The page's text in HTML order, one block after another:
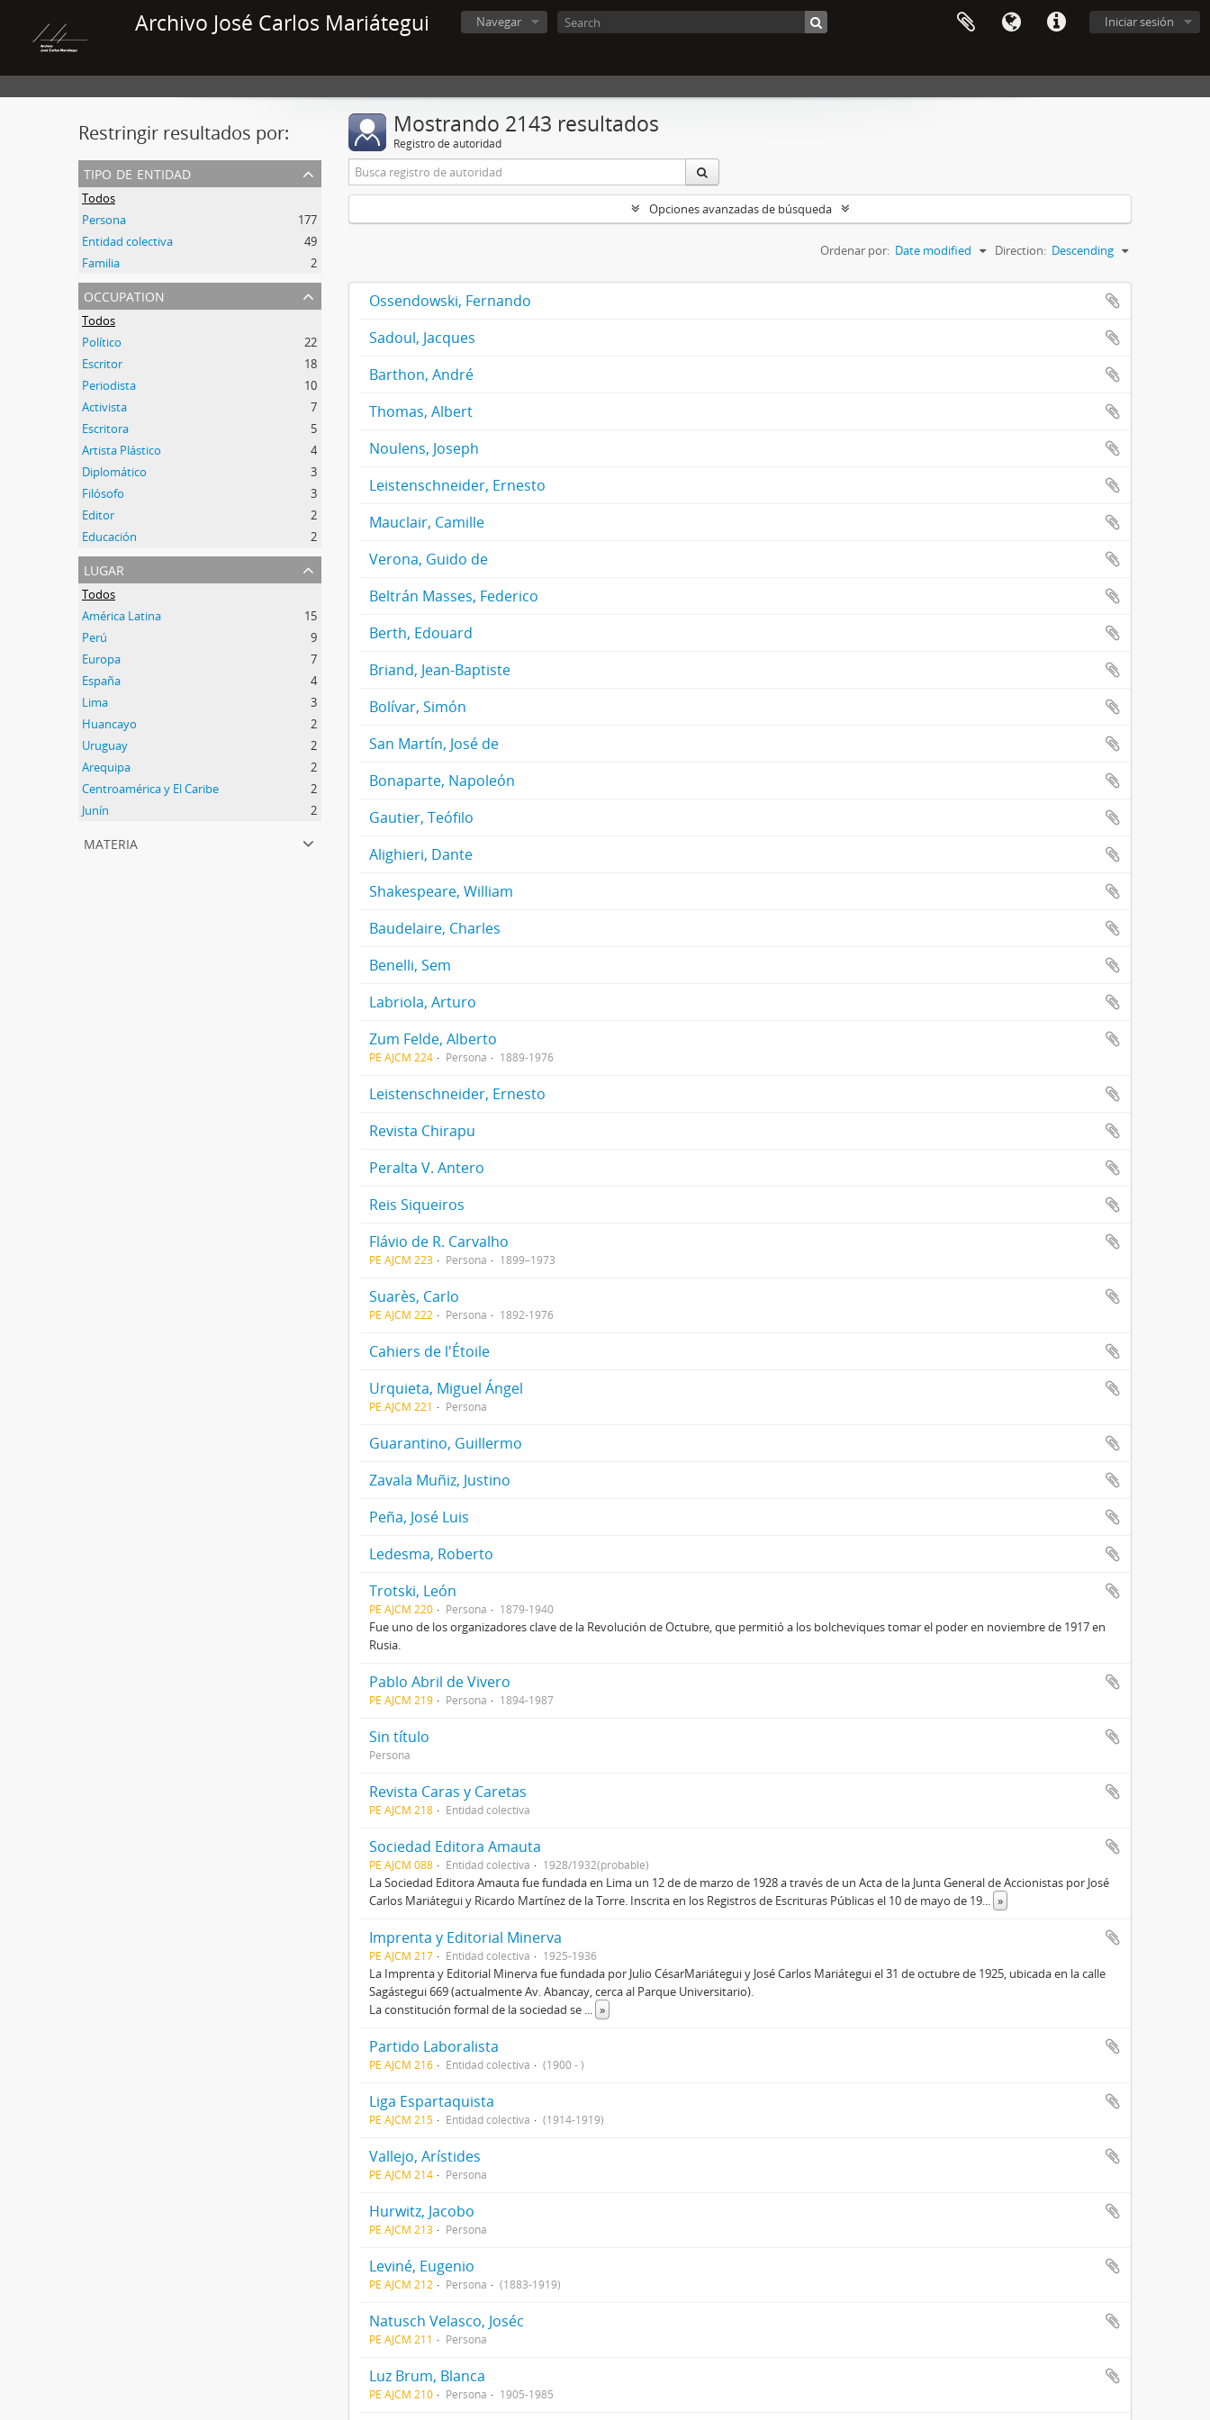
Archivo José Carlos Mariátegui Iniciar sesión
Navegar
Restringir resultados por:
tipo de entidad
Todos
Persona
177
Entidad colectiva
49
Familia
2
occupation
Todos
Político
22
Escritor
18
Periodista
10
Activista
7
Escritora
5
Artista Plástico
4
Diplomático
3
Filósofo
3
Editor
2
Educación
2
lugar
Todos
América Latina
15
Perú
9
Europa
7
España
4
Lima
3
Huancayo
2
Uruguay
2
Arequipa
2
Centroamérica y El Caribe
2
Junín
2
materia
Mostrando 2143 resultados
Registro de autoridad
Opciones avanzadas de búsqueda
Ordenar por: Date modified Direction: Descending
Ossendowski, Fernando
Sadoul, Jacques
Barthon, André
Thomas, Albert
Noulens, Joseph
Leistenschneider, Ernesto
Mauclair, Camille
Verona, Guido de
Beltrán Masses, Federico
Berth, Edouard
Briand, Jean-Baptiste
Bolívar, Simón
San Martín, José de
Bonaparte, Napoleón
Gautier, Teófilo
Alighieri, Dante
Shakespeare, William
Baudelaire, Charles
Benelli, Sem
Labriola, Arturo
Zum Felde, Alberto
PE AJCM 224 Persona 1889-1976
Leistenschneider, Ernesto
Revista Chirapu
Peralta V. Antero
Reis Siqueiros
Flávio de R. Carvalho
PE AJCM 223 Persona 1899–1973
Suarès, Carlo
PE AJCM 222 Persona 1892-1976
Cahiers de l'Étoile
Urquieta, Miguel Ángel
PE AJCM 221 Persona
Guarantino, Guillermo
Zavala Muñiz, Justino
Peña, José Luis
Ledesma, Roberto
Trotski, León
PE AJCM 220 Persona 1879-1940
Fue uno de los organizadores clave de la Revolución de Octubre, que permitió a los bolcheviques tomar el poder en noviembre de 1917 en
Rusia.
Pablo Abril de Vivero
PE AJCM 219 Persona 1894-1987
Sin título
Persona
Revista Caras y Caretas
PE AJCM 218 Entidad colectiva
Sociedad Editora Amauta
PE AJCM 088 Entidad colectiva 1928/1932(probable)
La Sociedad Editora Amauta fue fundada en Lima un 12 de de marzo de 1928 a través de un Acta de la Junta General de Accionistas por José
Carlos Mariátegui y Ricardo Martínez de la Torre. Inscrita en los Registros de Escrituras Públicas el 10 de mayo de 19... »
Imprenta y Editorial Minerva
PE AJCM 217 Entidad colectiva 1925-1936
La Imprenta y Editorial Minerva fue fundada por Julio CésarMariátegui y José Carlos Mariátegui el 31 de octubre de 1925, ubicada en la calle
Sagástegui 669 (actualmente Av. Abancay, cerca al Parque Universitario).
La constitución formal de la sociedad se ... »
Partido Laboralista
PE AJCM 216 Entidad colectiva (1900 - )
Liga Espartaquista
PE AJCM 215 Entidad colectiva (1914-1919)
Vallejo, Arístides
PE AJCM 214 Persona
Hurwitz, Jacobo
PE AJCM 213 Persona
Leviné, Eugenio
PE AJCM 212 Persona (1883-1919)
Natusch Velasco, Joséc
PE AJCM 211 Persona
Luz Brum, Blanca
PE AJCM 210 Persona 1905-1985